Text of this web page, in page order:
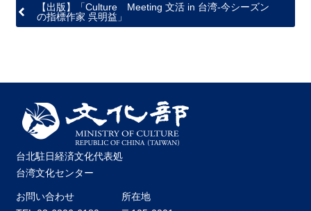
【出版】「Culture Meeting 文活 in 台湾-今シーズン
の指標作家 呉明益」
台北駐日経済文化代表処
台湾文化センター
お問い合わせ
所在地